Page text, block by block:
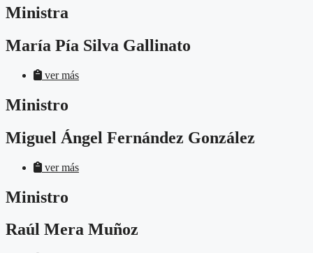
Ministra
María Pía Silva Gallinato
ver más
Ministro
Miguel Ángel Fernández González
ver más
Ministro
Raúl Mera Muñoz